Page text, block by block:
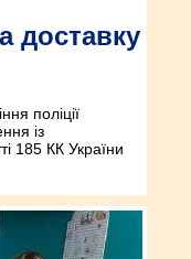
доставку
поліції
із
185 КК України